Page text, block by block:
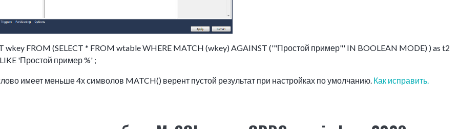
wkey FROM (SELECT * FROM wtable WHERE MATCH (wkey) AGAINST ('"Простой пример"' IN BOOLEAN MODE) ) as t2
'Простой пример %' ;
имеет меньше 4х символов MATCH() верент пустой результат при настройках по умолчанию. Как исправить.